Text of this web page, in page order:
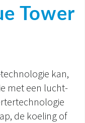
Tower
kan,
met een lucht-
de koeling of